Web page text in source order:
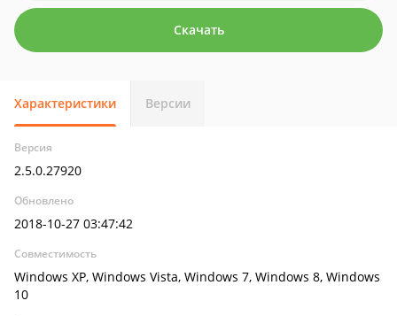
Скачать
Характеристики Версии
Версия
2.5.0.27920
Обновлено
2018-10-27 03:47:42
Совместимость
Windows XP, Windows Vista, Windows 7, Windows 8, Windows
10